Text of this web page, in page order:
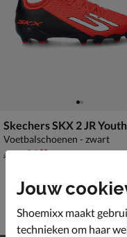
Skechers SKX 2 JR Youth
Voetbalschoenen - zwart
van € 49,99 voor € 34,99
49 34,99
Jouw
Shoemixx maakt
technieken om haar